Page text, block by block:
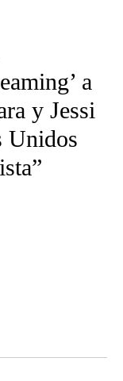
TO RECEIVE
a
y Jessi
Unidos